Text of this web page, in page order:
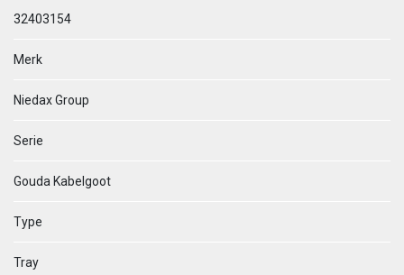
32403154
Merk
Niedax Group
Serie
Gouda Kabelgoot
Type
Tray